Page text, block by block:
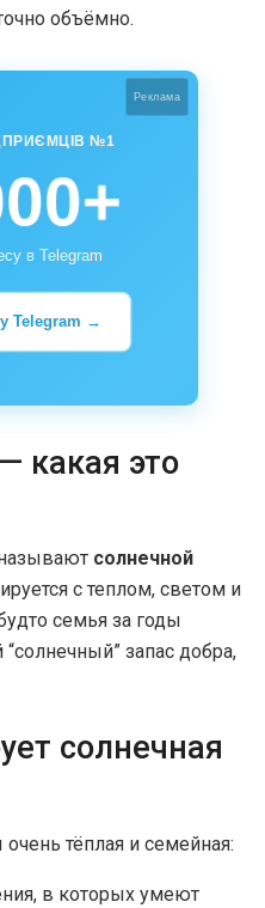
объёмно.
Реклама
№1
в Telegram
Telegram →
какая это
солнечной
с теплом, светом и
семья за годы
запас добра,
солнечная
тёплая и семейная:
в которых умеют